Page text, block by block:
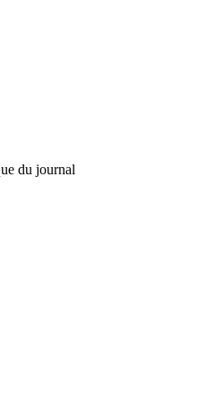
du journal